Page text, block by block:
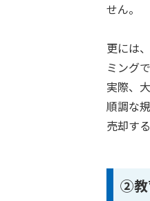
せん。
更には、
ミング
実際、
順調な
売却す
②教